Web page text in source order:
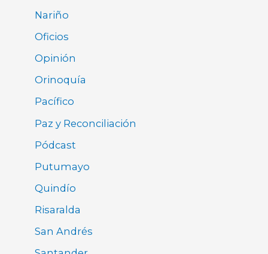
Nariño
Oficios
Opinión
Orinoquía
Pacífico
Paz y Reconciliación
Pódcast
Putumayo
Quindío
Risaralda
San Andrés